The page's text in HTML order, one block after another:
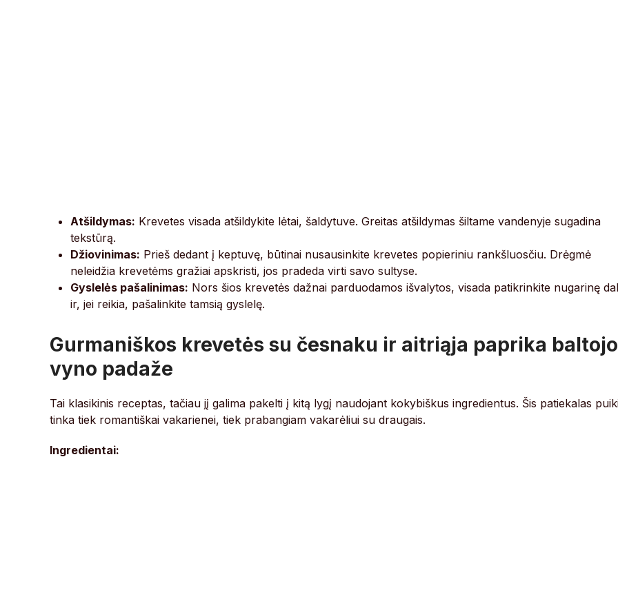
Atšildymas: Krevetes visada atšildykite lėtai, šaldytuve. Greitas atšildymas šiltame vandenyje sugadina
tekstūrą.
Džiovinimas: Prieš dedant į keptuvę, būtinai nusausinkite krevetes popieriniu rankšluosčiu. Drėgmė
neleidžia krevetėms gražiai apskristi, jos pradeda virti savo sultyse.
Gyslelės pašalinimas: Nors šios krevetės dažnai parduodamos išvalytos, visada patikrinkite nugarinę
ir, jei reikia, pašalinkite tamsią gyslelę.
Gurmaniškos krevetės su česnaku ir aitriąja paprika baltojo
vyno padaže
Tai klasikinis receptas, tačiau jį galima pakelti į kitą lygį naudojant kokybiškus ingredientus. Šis patiekalas
tinka tiek romantiškai vakarienei, tiek prabangiam vakarėliui su draugais.
Ingredientai: